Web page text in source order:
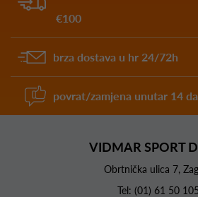
€100
brza dostava u hr 24/72h
povrat/zamjena unutar 14
VIDMAR SPORT
Obrtnička ulica 7,
Tel: (01) 61 50 105